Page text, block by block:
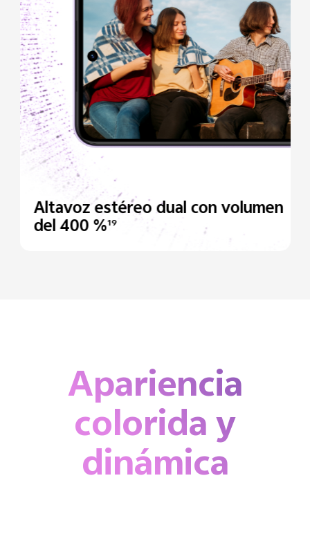
Altavoz estéreo dualcon volumen
del 400 %19
Apariencia
coloriday
dinámica